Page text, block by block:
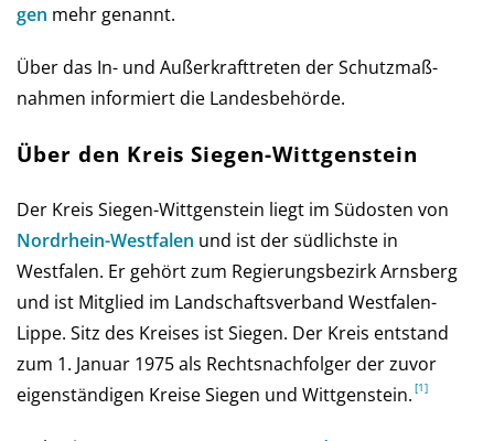
gen mehr genannt.
Über das In- und Außer­kraft­treten der Schutz­maß­
nahmen infor­miert die Landes­behörde.
Über den Kreis Siegen-Wittgenstein
Der Kreis Siegen-Wittgenstein liegt im Südosten von
Nord­rhein-West­falen und ist der südlichste in
Westfalen. Er gehört zum Regierungsbezirk Arnsberg
und ist Mitglied im Landschaftsverband Westfalen-
Lippe. Sitz des Kreises ist Siegen. Der Kreis entstand
zum 1. Januar 1975 als Rechtsnachfolger der zuvor
eigenständigen Kreise Siegen und Wittgenstein.